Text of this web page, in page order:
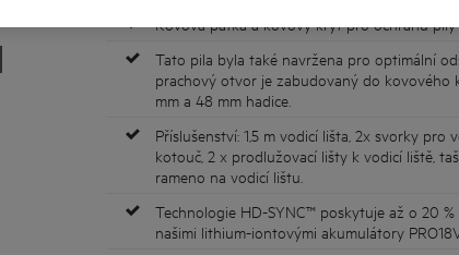
Kovová patka a kovový kryt pro ochranu pily
Tato pila byla také navržena pro optimální
prachový otvor je zabudovaný do kovového
mm a 48 mm hadice.
Příslušenství: 1,5 m vodicí lišta, 2x svorky pro
kotouč, 2 x prodlužovací lišty k vodicí liště,
rameno na vodicí lištu.
Technologie HD-SYNC™ poskytuje až o 20
našimi lithium-iontovými akumulátory